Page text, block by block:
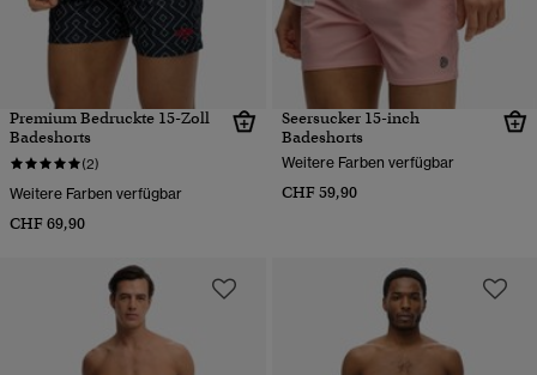
Premium Bedruckte 15-Zoll
Badeshorts
(2)
Weitere Farben verfügbar
CHF 69,90
Seersucker 15-inch
Badeshorts
Weitere Farben verfügbar
CHF 59,90